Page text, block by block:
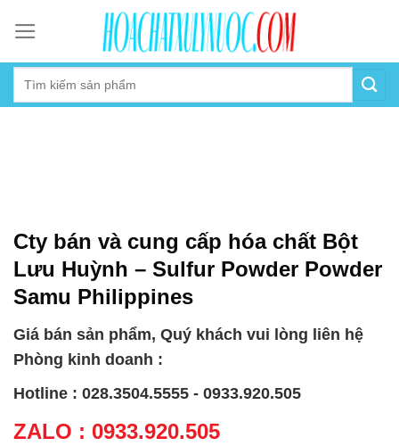
content
Cty bán và cung cấp hóa chất Bột
Lưu Huỳnh – Sulfur Powder Powder
Samu Philippines
Giá bán sản phẩm, Quý khách vui lòng liên hệ
Phòng kinh doanh :
Hotline : 028.3504.5555 - 0933.920.505
ZALO : 0933.920.505